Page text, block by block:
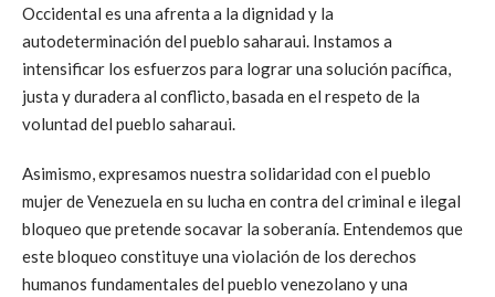
Occidental es una afrenta a la dignidad y la
autodeterminación del pueblo saharaui. Instamos a
intensificar los esfuerzos para lograr una solución pacífica,
justa y duradera al conflicto, basada en el respeto de la
voluntad del pueblo saharaui.
Asimismo, expresamos nuestra solidaridad con el pueblo
mujer de Venezuela en su lucha en contra del criminal e ilegal
bloqueo que pretende socavar la soberanía. Entendemos que
este bloqueo constituye una violación de los derechos
humanos fundamentales del pueblo venezolano y una